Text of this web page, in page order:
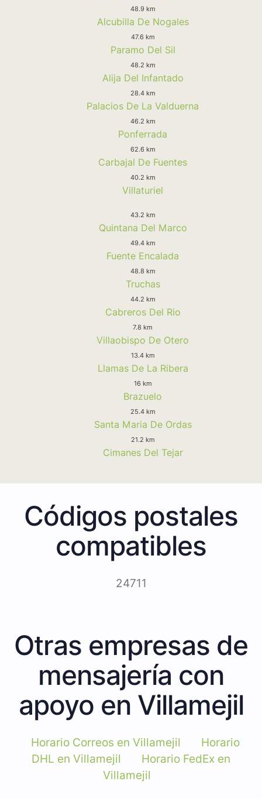
48.9 km
Alcubilla De Nogales
47.6 km
Paramo Del Sil
48.2 km
Alija Del Infantado
28.4 km
Palacios De La Valduerna
46.2 km
Ponferrada
62.6 km
Carbajal De Fuentes
40.2 km
Villaturiel
43.2 km
Quintana Del Marco
49.4 km
Fuente Encalada
48.8 km
Truchas
44.2 km
Cabreros Del Rio
7.8 km
Villaobispo De Otero
13.4 km
Llamas De La Ribera
16 km
Brazuelo
25.4 km
Santa Maria De Ordas
21.2 km
Cimanes Del Tejar
Códigos postales
compatibles
24711
Otras empresas de
mensajería con
apoyo en Villamejil
Horario Correos en Villamejil
Horario
DHL en Villamejil
Horario FedEx en
Villamejil